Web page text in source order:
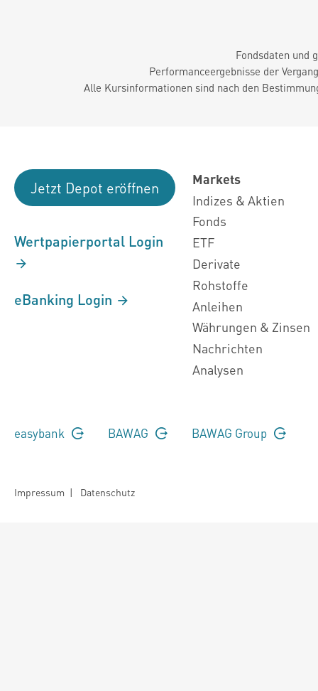
Fondsdaten und
Performanceergebnisse der
Alle Kursinformationen sind nach den
Jetzt Depot eröffnen
Wertpapierportal Login
eBanking Login
Markets
Indizes & Aktien
Fonds
ETF
Derivate
Rohstoffe
Anleihen
Währungen & Zinsen
Nachrichten
Analysen
easybank BAWAG BAWAG Group
Impressum | Datenschutz